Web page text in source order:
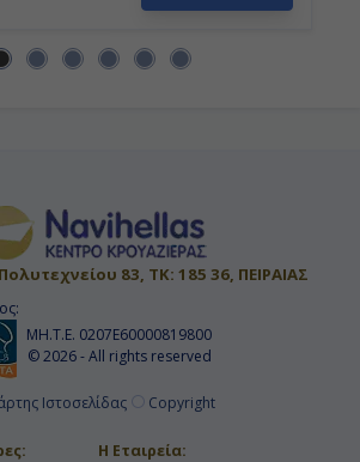
83, ΤΚ: 185 36, ΠΕΙΡΑΙΑΣ
ΜΗ.Τ.Ε. 0207Ε60000819800
© 2026 - All rights reserved
Ιστοσελίδας Copyright
Η Εταιρεία: